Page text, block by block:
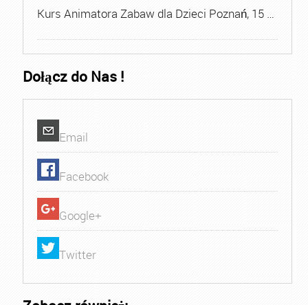
Kurs Animatora Zabaw dla Dzieci Poznań, 15 …
Dołącz do Nas !
Email
Facebook
Google+
Twitter